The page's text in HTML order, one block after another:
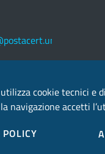
in collaborazione con
cookie tecnici e
navigazione accetti